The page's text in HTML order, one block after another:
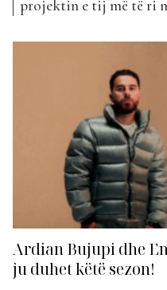
projektin e tij më të ri
energjinë që nuk
sezonit. Që në
ndjesinë e një kënge...
Ardian Bujupi dhe
ju duhet këtë sezon!